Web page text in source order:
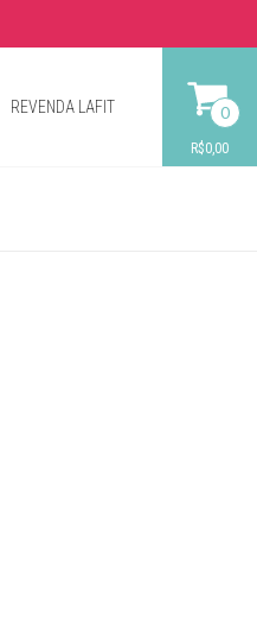
REVENDA LAFIT 0
R$0,00